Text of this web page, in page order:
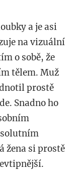
a je asi
na vizuální
o sobě, že
tělem. Muž
prostě
Snadno ho
žena si prostě